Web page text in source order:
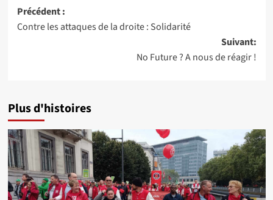
Navigation
d’article
Précédent :
Contre les attaques de la droite : Solidarité
Suivant:
No Future ? A nous de réagir !
Plus d'histoires